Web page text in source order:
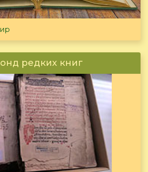
редких книг